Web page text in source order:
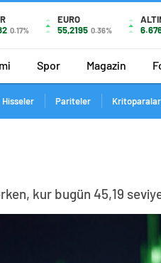
0.17%
EURO
55,2195 0.36%
Spor Magazin
Hisseler Pariteler Kritoparalar
kur bugün 45,19